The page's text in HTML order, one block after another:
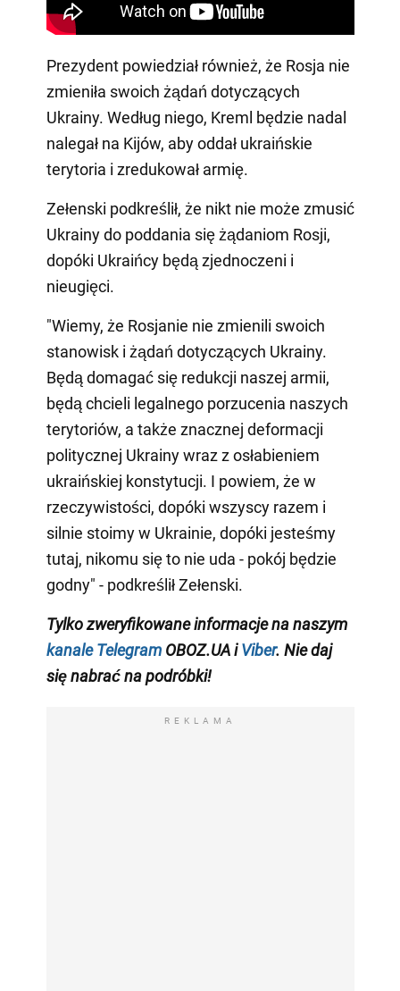
Prezydent powiedział również, że Rosja nie
zmieniła swoich żądań dotyczących
Ukrainy. Według niego, Kreml będzie nadal
nalegał na Kijów, aby oddał ukraińskie
terytoria i zredukował armię.
Zełenski podkreślił, że nikt nie może zmusić
Ukrainy do poddania się żądaniom Rosji,
dopóki Ukraińcy będą zjednoczeni i
nieugięci.
"Wiemy, że Rosjanie nie zmienili swoich
stanowisk i żądań dotyczących Ukrainy.
Będą domagać się redukcji naszej armii,
będą chcieli legalnego porzucenia naszych
terytoriów, a także znacznej deformacji
politycznej Ukrainy wraz z osłabieniem
ukraińskiej konstytucji. I powiem, że w
rzeczywistości, dopóki wszyscy razem i
silnie stoimy w Ukrainie, dopóki jesteśmy
tutaj, nikomu się to nie uda - pokój będzie
godny" - podkreślił Zełenski.
Tylko zweryfikowane informacje na naszym
kanale TelegramOBOZ.UA iViber. Nie daj
się nabrać na podróbki!
REKLAMA